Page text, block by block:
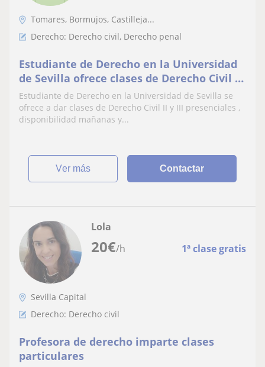
Tomares, Bormujos, Castilleja...
Derecho: Derecho civil, Derecho penal
Estudiante de Derecho en la Universidad
de Sevilla ofrece clases de Derecho Civil II
y III
Estudiante de Derecho en la Universidad de Sevilla se
ofrece a dar clases de Derecho Civil II y III presenciales ,
disponibilidad mañanas y...
ver más Contactar
20€/h 1ª clase gratis
Lola
Sevilla Capital
Derecho: Derecho civil
Profesora de derecho imparte clases
particulares